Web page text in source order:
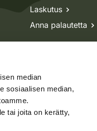
median
sosiaalisen median,
tai joita on kerätty,
Laskutus
Anna palautetta